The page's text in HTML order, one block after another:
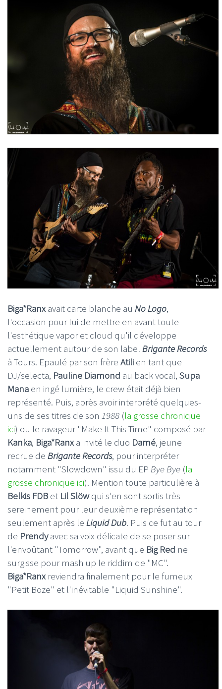
Biga*Ranx avait carte blanche au No Logo,
l'occasion pour lui de mettre en avant toute
l'esthétique vapor et cloud qu'il développe
actuellement autour de son label Brigante Records
à Tours. Epaulé par son frère Atili en tant que
DJ/selecta, Pauline Diamond au back vocal, Supa
Mana en ingé lumière, le crew était déjà bien
représenté. Puis, après avoir interprété quelques-
uns de ses titres de son 1988 (la grosse chronique
ici) ou le ravageur "Make It This Time" composé par
Kanka, Biga*Ranx a invité le duo Damé, jeune
recrue de Brigante Records, pour interpréter
notamment "Slowdown" issu du EP Bye Bye (la
grosse chronique ici). Mention toute particulière à
Belkis FDB et Lil Slöwqui s'en sont sortis très
sereinement pour leur deuxième représentation
seulement après le Liquid Dub. Puis ce fut au tour
de Prendyavec sa voix délicate de se poser sur
l'envoûtant "Tomorrow", avant que Big Red ne
surgisse pour mash up le riddim de "MC".
Biga*Ranx reviendra finalement pour le fumeux
"Petit Boze" et l'inévitable "Liquid Sunshine".